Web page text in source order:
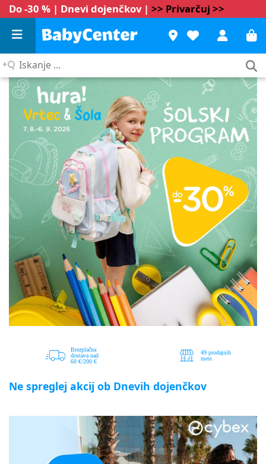
Do -30 % | Dnevi dojenčkov | >> Privarčuj >>
Iskanje
Ne spreglej akcij ob Dnevih dojenčkov